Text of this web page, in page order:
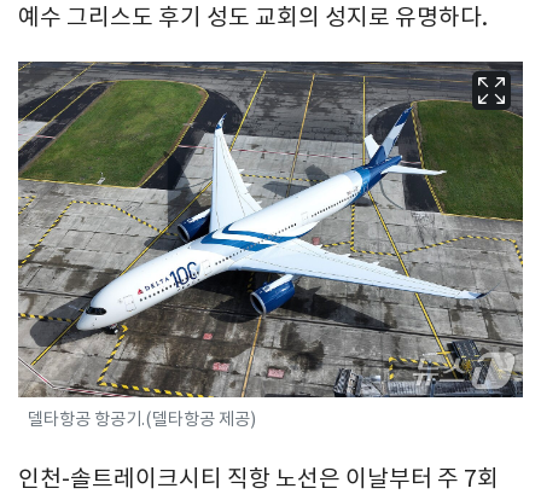
예수 그리스도 후기 성도 교회의 성지로 유명하다.
델타항공 항공기.(델타항공 제공)
인천-솔트레이크시티 직항 노선은 이날부터 주 7회